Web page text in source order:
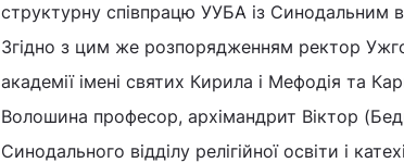
структурну співпрацю УУБА із Синодальним
Згідно з цим же розпорядженням ректор
академії імені святих Кирила і Мефодія та
Волошина професор, архімандрит Віктор
Синодального відділу релігійної освіти і